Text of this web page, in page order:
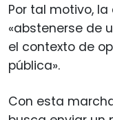
Por tal motivo,
«abstenerse de
el contexto de
pública».
Con esta